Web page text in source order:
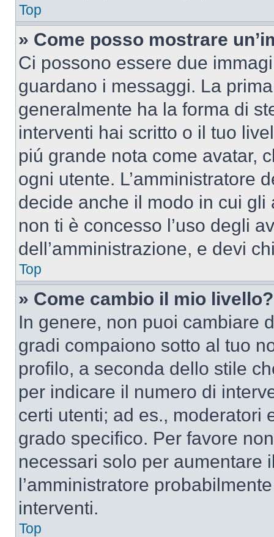
Top
» Come posso mostrare
Ci possono essere due
guardano i messaggi. La
generalmente ha la forma di
interventi hai scritto o il tuo
piú grande nota come avatar,
ogni utente. L’amministratore
decide anche il modo in cui
non ti è concesso l’uso degli
dell’amministrazione, e devi
Top
» Come cambio il mio livello?
In genere, non puoi cambiare
gradi compaiono sotto al tuo
profilo, a seconda dello stile
per indicare il numero di
certi utenti; ad es., moderatori
grado specifico. Per favore
necessari solo per aumentare
l’amministratore
interventi.
Top